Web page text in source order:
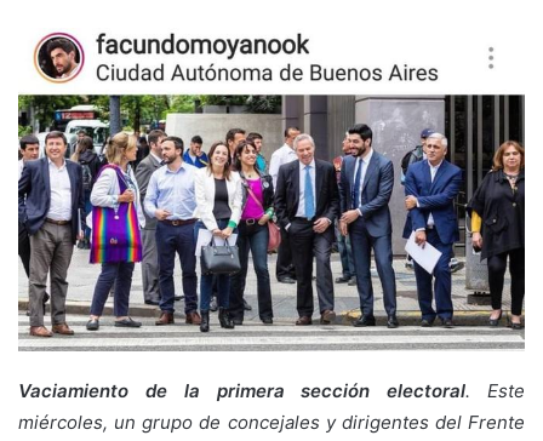
Vaciamiento de la primera sección electoral. Este
miércoles, un grupo de concejales y dirigentes del Frente